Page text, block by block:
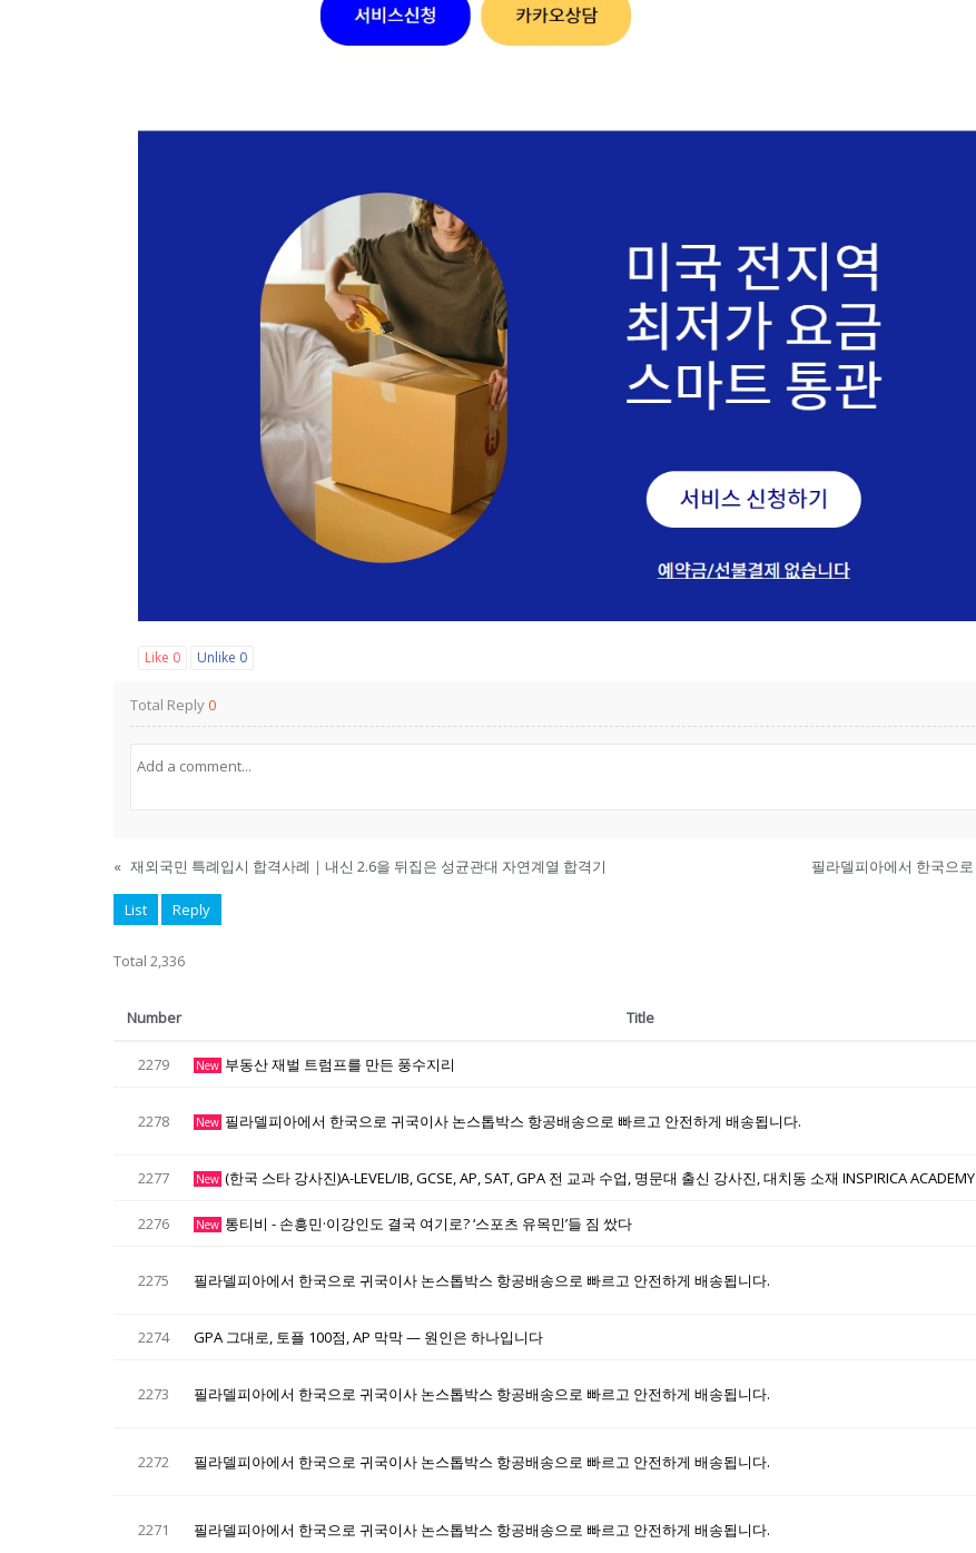
Like 0 Unlike 0
Total Reply0
« 재외국민 특례입시 합격사례｜내신 2.6을 뒤집은 성균관대 자연계열 합격기
List Reply
Total 2,336
Number Title
2279 New 부동산 재벌 트럼프를 만든 풍수지리
2278 New 필라델피아에서 한국으로 귀국이사 논스톱박스 항공배송으로 빠르고 안전하게 배송됩니다.
2277 New (한국 스타 강사진)A-LEVEL/IB, GCSE, AP, SAT, GPA 전 교과 수업, 명문대 출신 강사진, 대치동 소재 INSPIRICA ACADEMY
2276 New 통티비 - 손흥민·이강인도 결국 여기로? ‘스포츠 유목민’들 짐 쌌다
2275 필라델피아에서 한국으로 귀국이사 논스톱박스 항공배송으로 빠르고 안전하게 배송됩니다.
2274 GPA 그대로, 토플 100점, AP 막막 — 원인은 하나입니다
2273 필라델피아에서 한국으로 귀국이사 논스톱박스 항공배송으로 빠르고 안전하게 배송됩니다.
2272 필라델피아에서 한국으로 귀국이사 논스톱박스 항공배송으로 빠르고 안전하게 배송됩니다.
2271 필라델피아에서 한국으로 귀국이사 논스톱박스 항공배송으로 빠르고 안전하게 배송됩니다.